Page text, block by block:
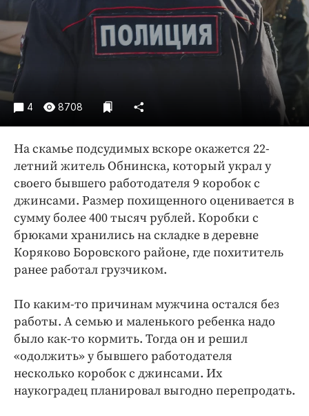
Экономика и бизнес
ПРОЕКТЫ
Медиаперсона
Клиника года
Бренд года
Работодатель года
4 8708
На скамье подсудимых вскоре окажется 22-
летний житель Обнинска, который украл у
своего бывшего работодателя 9 коробок с
джинсами. Размер похищенного оценивается в
сумму более 400 тысяч рублей. Коробки с
брюками хранились на складке в деревне
Коряково Боровского районе, где похититель
ранее работал грузчиком.
По каким-то причинам мужчина остался без
работы. А семью и маленького ребенка надо
было как-то кормить. Тогда он и решил
«одолжить» у бывшего работодателя
несколько коробок с джинсами. Их
наукоградец планировал выгодно перепродать.